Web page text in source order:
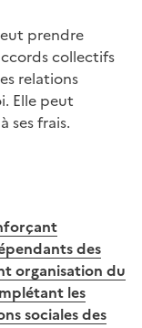
des
organisation du
les
sociales des
prendre
collectifs
relations
Elle peut
ses frais.